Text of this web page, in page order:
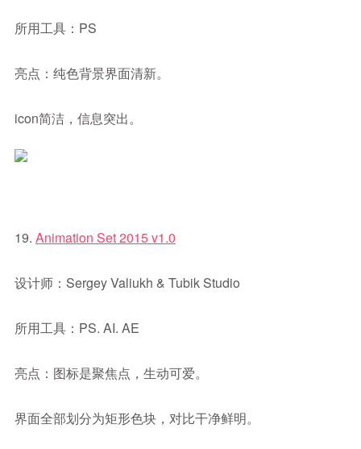
所用工具：PS
亮点：纯色背景界面清新。
icon简洁，信息突出。
19. Animation Set 2015 v1.0
设计师：Sergey Valiukh & Tubik Studio
所用工具：PS. AI. AE
亮点：图标是聚焦点，生动可爱。
界面全部划分为矩形色块，对比干净鲜明。